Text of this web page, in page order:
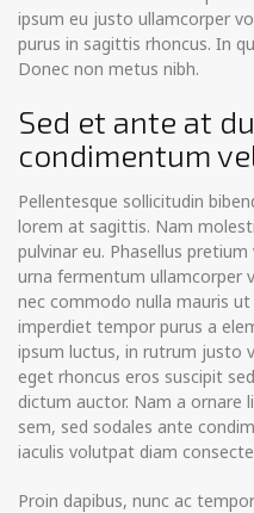
ipsum eu justo ullamcorper
purus in sagittis rhoncus. In
Donec non metus nibh.
Sed et ante at
condimentum
Pellentesque sollicitudin
lorem at sagittis. Nam
pulvinar eu. Phasellus
urna fermentum ullamcorper
nec commodo nulla mauris
imperdiet tempor purus a
ipsum luctus, in rutrum justo
eget rhoncus eros suscipit
dictum auctor. Nam a ornare
sem, sed sodales ante
iaculis volutpat diam
Proin dapibus, nunc ac